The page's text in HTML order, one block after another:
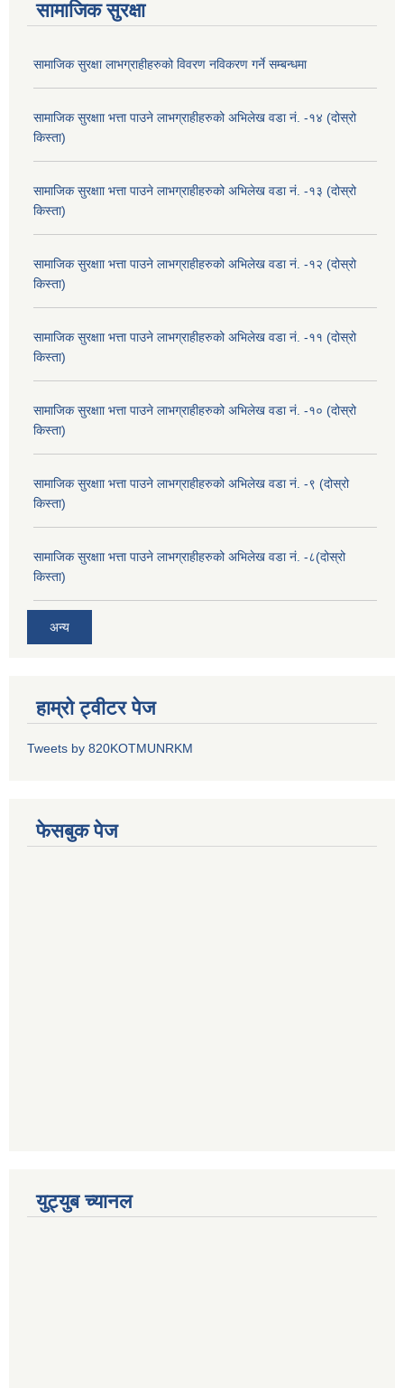
सामाजिक सुरक्षा
सामाजिक सुरक्षा लाभग्राहीहरुको विवरण नविकरण गर्ने सम्बन्धमा
सामाजिक सुरक्षाा भत्ता पाउने लाभग्राहीहरुको अभिलेख वडा नं. -१४ (दोस्रो
किस्ता)
सामाजिक सुरक्षाा भत्ता पाउने लाभग्राहीहरुको अभिलेख वडा नं. -१३ (दोस्रो
किस्ता)
सामाजिक सुरक्षाा भत्ता पाउने लाभग्राहीहरुको अभिलेख वडा नं. -१२ (दोस्रो
किस्ता)
सामाजिक सुरक्षाा भत्ता पाउने लाभग्राहीहरुको अभिलेख वडा नं. -११ (दोस्रो
किस्ता)
सामाजिक सुरक्षाा भत्ता पाउने लाभग्राहीहरुको अभिलेख वडा नं. -१० (दोस्रो
किस्ता)
सामाजिक सुरक्षाा भत्ता पाउने लाभग्राहीहरुको अभिलेख वडा नं. -९ (दोस्रो
किस्ता)
सामाजिक सुरक्षाा भत्ता पाउने लाभग्राहीहरुको अभिलेख वडा नं. -८(दोस्रो
किस्ता)
अन्य
हाम्रो ट्वीटर पेज
Tweets by 820KOTMUNRKM
फेसबुक पेज
युट्युब च्यानल